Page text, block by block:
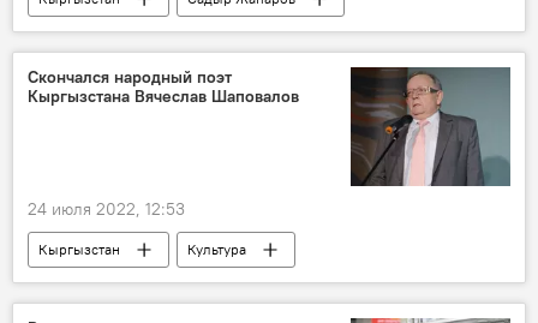
Камчыбек Ташиев
горы
фотография
Скончался народный поэт
Кыргызстана Вячеслав Шаповалов
24 июля 2022, 12:53
Кыргызстан
Культура
Вячеслав Шаповалов
смерть поэт